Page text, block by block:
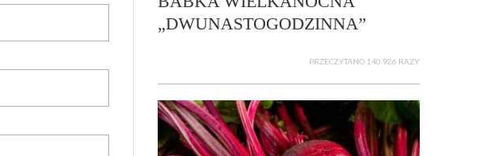
„DWUNASTOGODZINNA”
PRZECZYTANO 140 926 RAZY